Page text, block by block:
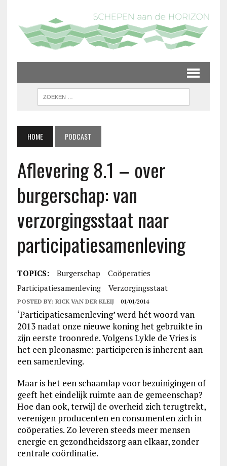
HOME PODCAST
Aflevering 8.1 – over
burgerschap: van
verzorgingsstaat naar
participatiesamenleving
TOPICS: Burgerschap
Coöperaties
Participatiesamenleving
Verzorgingsstaat
POSTED BY: RICK VAN DER KLEIJ 01/01/2014
‘Participatiesamenleving’ werd hét woord van
2013 nadat onze nieuwe koning het gebruikte in
zijn eerste troonrede. Volgens Lykle de Vries is
het een pleonasme: participeren is inherent aan
een samenleving.
Maar is het een schaamlap voor bezuinigingen of
geeft het eindelijk ruimte aan de gemeenschap?
Hoe dan ook, terwijl de overheid zich terugtrekt,
verenigen producenten en consumenten zich in
coöperaties. Zo leveren steeds meer mensen
energie en gezondheidszorg aan elkaar, zonder
centrale coördinatie.